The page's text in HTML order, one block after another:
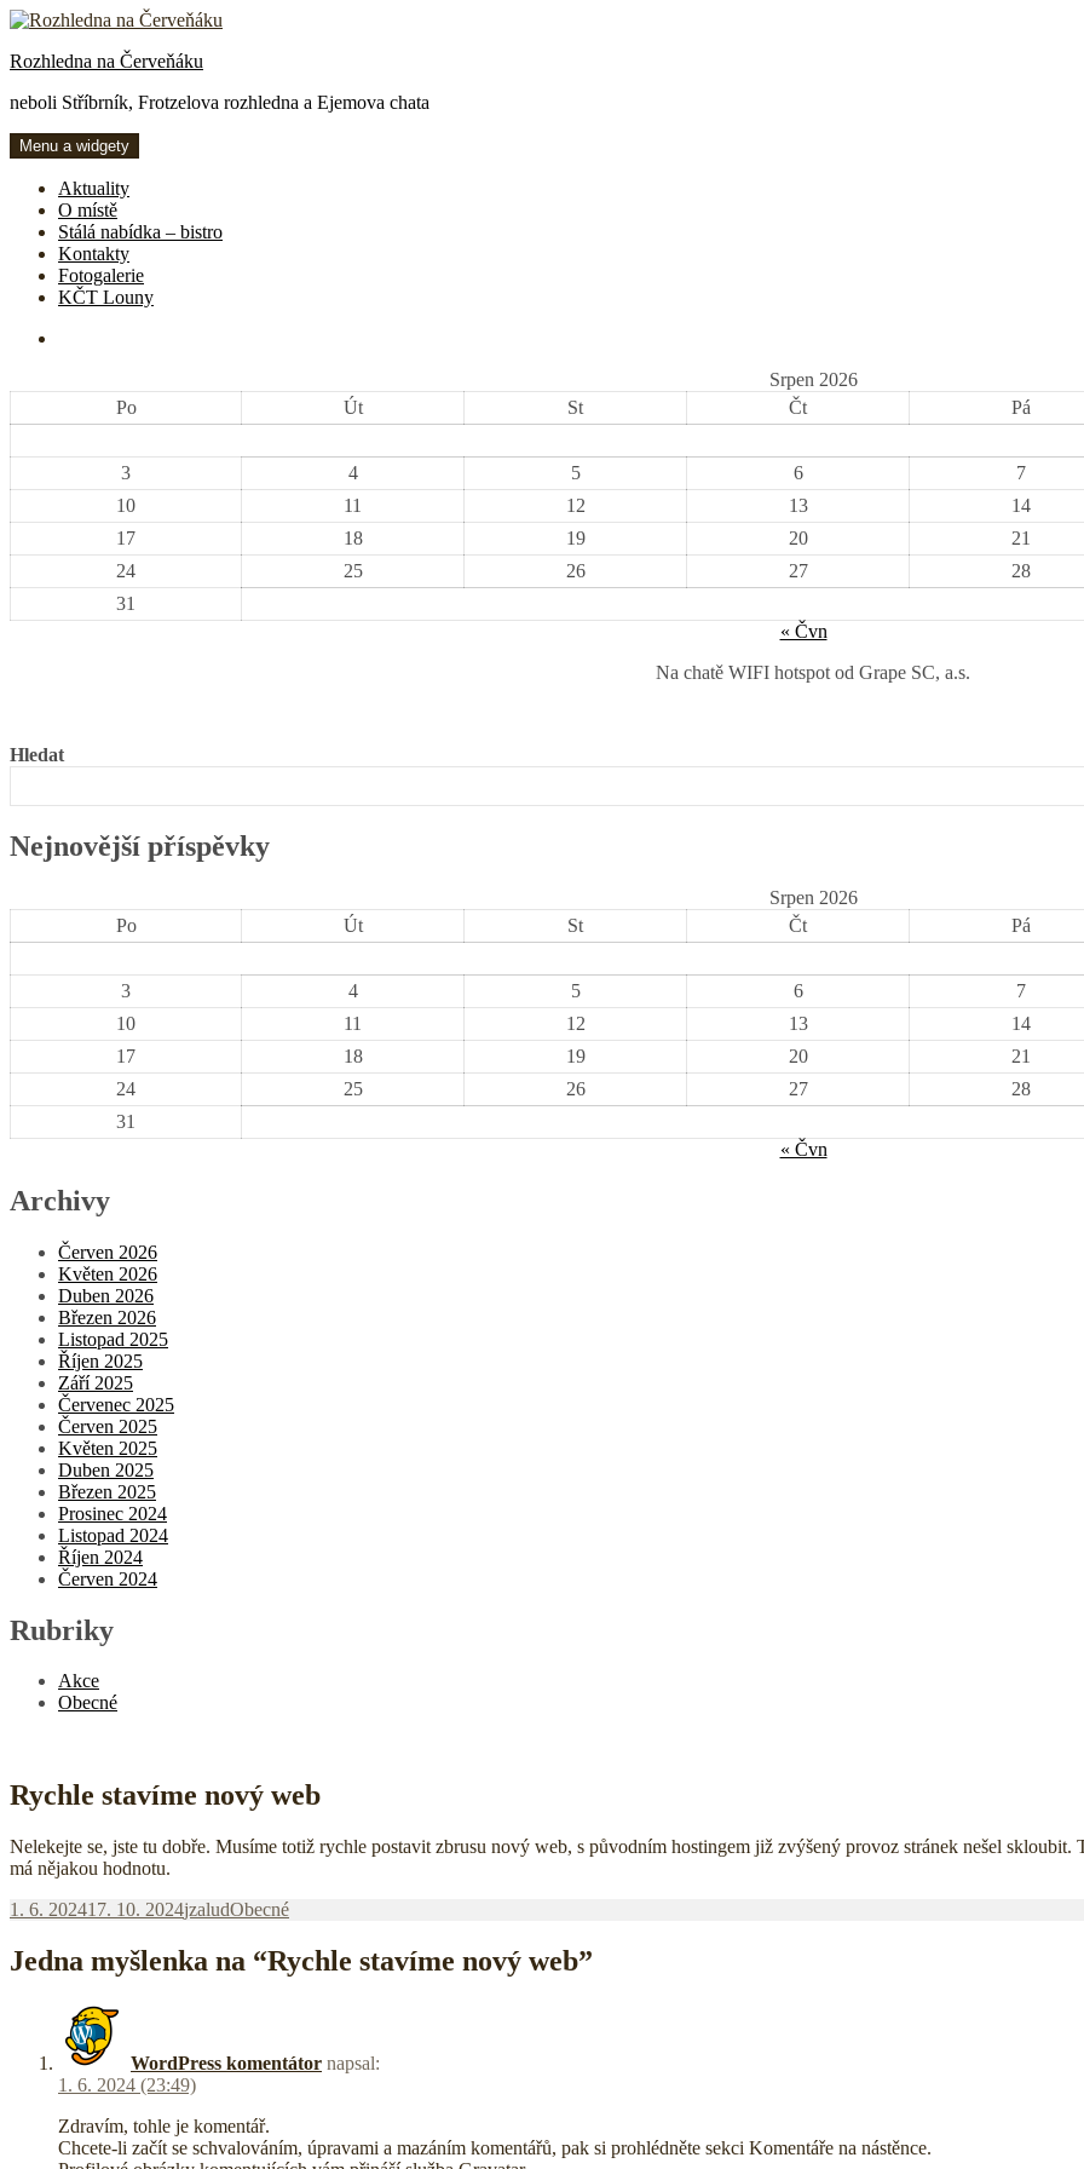
Přejít
obsahu
Rozhledna na Červeňáku
neboli Stříbrník, Frotzelova rozhledna a Ejemova chata
Menu a widgety
Aktuality
O místě
Stálá nabídka – bistro
Kontakty
Fotogalerie
KČT Louny
Srpen 2026
Po
Út St Čt Pá
3
4 5 6 7
10
11 12 13 14
17
18 19 20 21
24
25 26 27 28
31
« Čvn
Na chatě WIFI hotspot od Grape SC, a.s.
Hledat
Nejnovější příspěvky
Srpen 2026
Po
Út St Čt Pá
3
4 5 6 7
10
11 12 13 14
17
18 19 20 21
24
25 26 27 28
31
« Čvn
Archivy
Červen 2026
Květen 2026
Duben 2026
Březen 2026
Listopad 2025
Říjen 2025
Září 2025
Červenec 2025
Červen 2025
Květen 2025
Duben 2025
Březen 2025
Prosinec 2024
Listopad 2024
Říjen 2024
Červen 2024
Rubriky
Akce
Obecné
Rychle stavíme nový web
Nelekejte se, jste tu dobře. Musíme totiž rychle postavit zbrusu nový web, s původním hostingem již zvýšený provoz stránek nešel
má nějakou hodnotu.
Publikováno:
1. 6. 202417. 10. 2024Autor:
jzaludRubriky:
Obecné
Jedna myšlenka na “Rychle stavíme nový web”
WordPress komentátor napsal:
1. 6. 2024 (23:49)
Zdravím, tohle je komentář.
Chcete-li začít se schvalováním, úpravami a mazáním komentářů, pak si prohlédněte sekci Komentáře na nástěnce.